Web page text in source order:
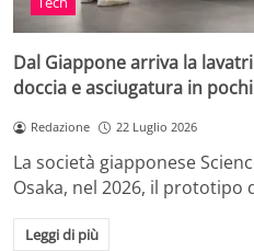
Dal Giappone arriva la
doccia e asciugatura in
Redazione 22 Luglio 2026
La società giapponese
Osaka, nel 2026, il prototipo
Leggi di più